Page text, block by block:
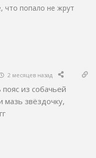
что попало не жрут
2 месяцев назад
из собачьей
мазь звёздочку,